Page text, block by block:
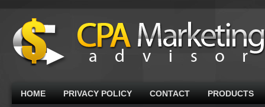
HOME PRIVACY POLICY CONTACT PRODUCTS